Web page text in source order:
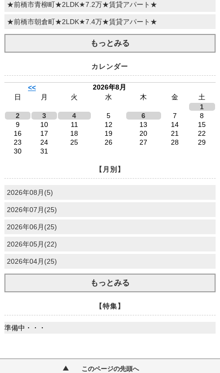
★前橋市青柳町★2LDK★7.2万★賃貸アパート★
★前橋市朝倉町★2LDK★7.4万★賃貸アパート★
もっとみる
カレンダー
<<
2026年8月
日
月 火 水 木 金
土
1
2
3 4 5 6 7
8
9
10 11 12 13 14
15
16
17 18 19 20 21
22
23
24 25 26 27 28
29
30
31
【月別】
2026年08月(5)
2026年07月(25)
2026年06月(25)
2026年05月(22)
2026年04月(25)
もっとみる
【特集】
準備中・・・
このページの先頭へ